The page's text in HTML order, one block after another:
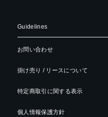
Guidelines
お問い合わせ
掛け売り / リースについて
特定商取引に関する表示
個人情報保護方針